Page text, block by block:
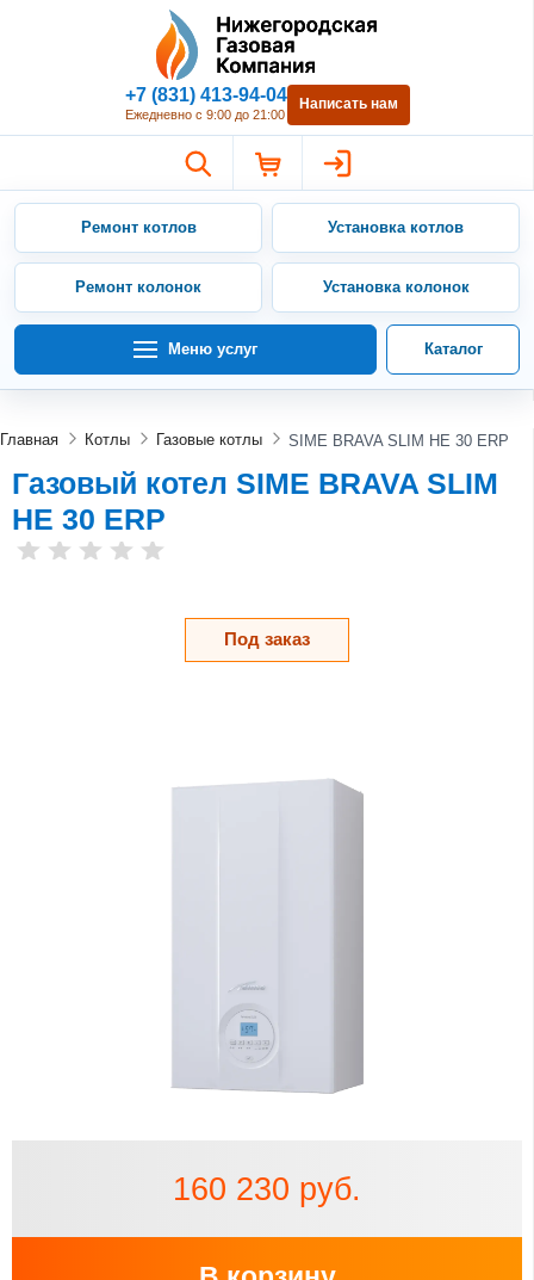
Нижегородская Газовая
+7 (831) 413-94-04
Ежедневно с 9:00 до 21:00
Написать нам
Ремонт котлов Установка котлов
Ремонт колонок Установка колонок
Меню услуг Каталог
Главная Котлы Газовые котлы SIME BRAVA SLIM HE 30 ERP
Газовый котел SIME BRAVA SLIM
HE 30 ERP
Под заказ
160 230 руб.